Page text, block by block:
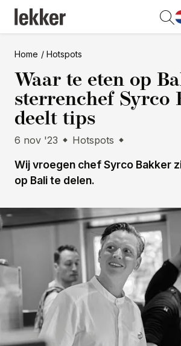
Home Hotspots
Waar te eten op
sterrenchef Syrco
deelt tips
6 nov '23 Hotspots
Wij vroegen chef Syrco Bakker
op Bali te delen.